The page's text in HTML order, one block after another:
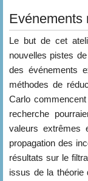
Evénements
Le but de cet
nouvelles pistes
des événements
méthodes de
Carlo
recherche
valeurs extrêmes
propagation des
résultats sur le
issus de la théorie